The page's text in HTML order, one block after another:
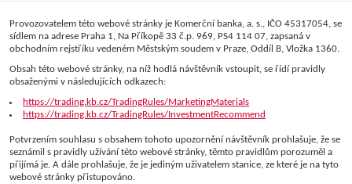
Provozovatelem této webové stránky je Komerční banka, a. s., IČO 45317054, se
sídlem na adrese Praha 1, Na Příkopě 33 č.p. 969, PS4 114 07, zapsaná v
obchodním rejstříku vedeném Městským soudem v Praze, Oddíl B, Vložka 1360.
Obsah této webové stránky, na níž hodlá návštěvník vstoupit, se řídí pravidly
obsaženými v následujících odkazech:
https://trading.kb.cz/TradingRules/MarketingMaterials
https://trading.kb.cz/TradingRules/InvestmentRecommend
Potvrzením souhlasu s obsahem tohoto upozornění návštěvník prohlašuje, že se
seznámil s pravidly užívání této webové stránky, těmto pravidlům porozuměl a
přijímá je. A dále prohlašuje, že je jediným uživatelem stanice, ze které je na tyto
webové stránky přistupováno.